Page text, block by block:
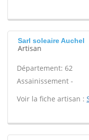
Sarl soleaire Auchel
Artisan
Département: 62
Assainissement -
Voir la fiche artisan :